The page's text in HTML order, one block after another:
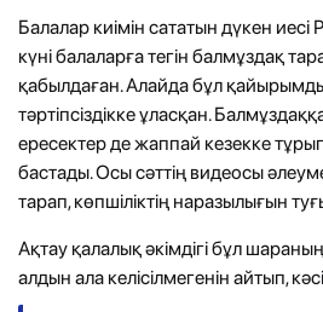
Балалар киімін сататын дүкен
күні балаларға тегін балмұздақ
қабылдаған. Алайда бұл
тәртіпсіздікке ұласқан.
ересектер де жаппай кезекке
бастады. Осы сәттің видеосы
тарап, көпшіліктің наразылығын
Ақтау қалалық әкімдігі бұл шараның
алдын ала келісілмегенін айтып,